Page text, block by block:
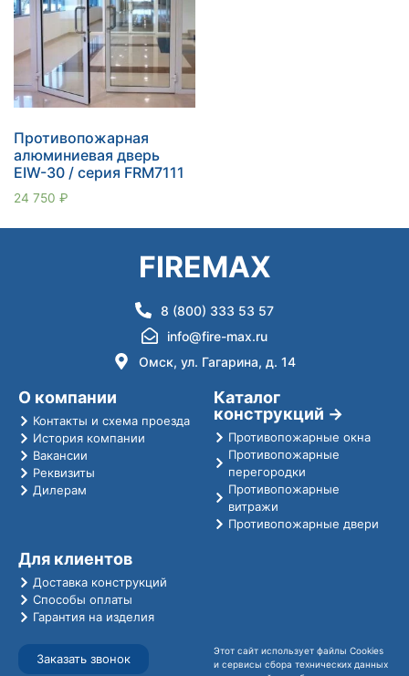
Противопожарная
алюминиевая дверь
EIW-30 / серия FRM7111
24 750 ₽
FIREMAX
8 (800) 333 53 57
info@fire-max.ru
Омск, ул. Гагарина, д. 14
О компании
Контакты и схема проезда
История компании
Вакансии
Реквизиты
Дилерам
Каталог
конструкций →
Противопожарные окна
Противопожарные
перегородки
Противопожарные
витражи
Противопожарные двери
Для клиентов
Доставка конструкций
Способы оплаты
Гарантия на изделия
Заказать звонок
Этот сайт использует файлы Cookies
и сервисы сбора технических данных